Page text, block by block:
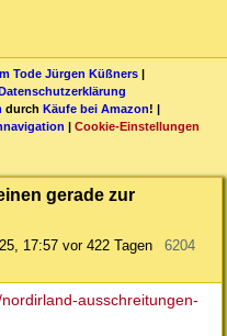
Tode Jürgen Küßners |
durch Käufe bei Amazon! |
| Cookie-Einstellungen
gerade zur
17:57 vor 422 Tagen
6204
ausschreitungen-